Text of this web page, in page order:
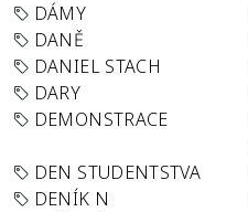
DÁMY
DANĚ
DANIEL STACH
DARY
DEMONSTRACE
DEN STUDENTSTVA
DENÍK N